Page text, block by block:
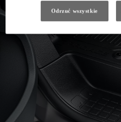
Odrzuć wszystkie